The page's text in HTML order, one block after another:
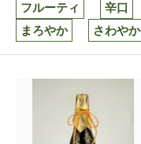
フルーティ
辛口
まろやか
さわやか